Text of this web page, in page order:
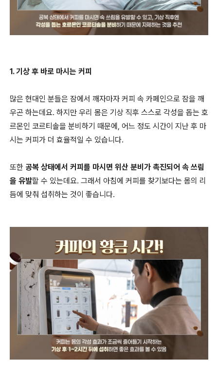
1. 기상 후 바로 마시는 커피
많은 현대인 분들은 잠에서 깨자마자 커피 속 카페인으로 잠을 깨
우곤 하는데요. 하지만 우리 몸은 기상 직후 스스로 각성을 돕는 호
르몬인 코르티솔을 분비하기 때문에, 어느 정도 시간이 지난 후 마
시는 커피가 더 효율적일 수 있습니다.
또한 공복 상태에서 커피를 마시면 위산 분비가 촉진되어 속 쓰림
을 유발할 수 있는데요. 그래서 아침에 커피를 찾기보다는 몸의 리
듬에 맞춰 섭취하는 것이 좋습니다.